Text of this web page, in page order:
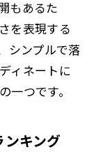
もあるた
を表現する
シンプルで落
ィネートに
一つです。
ンキング